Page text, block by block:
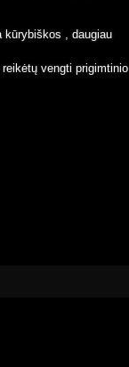
kūrybiškos , daugiau
vengti prigimtinio